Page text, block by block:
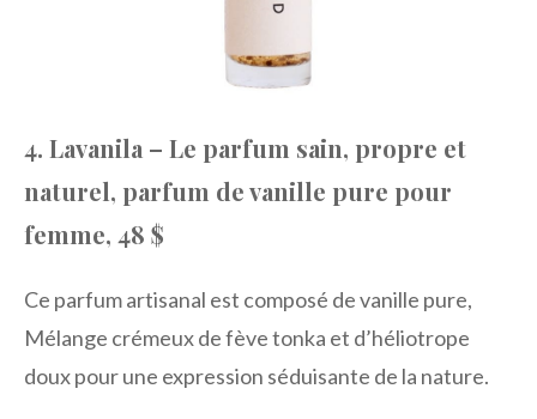
4. Lavanila – Le parfum sain, propre et
naturel, parfum de vanille pure pour
femme, 48 $
Ce parfum artisanal est composé de vanille pure,
Mélange crémeux de fève tonka et d’héliotrope
doux pour une expression séduisante de la nature.